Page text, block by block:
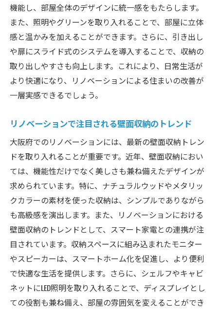
機能し、部屋全体のデザインに統一感をもたらします。
また、照明やグリーンを取り入れることで、部屋に立体
感と温かみを加えることができます。さらに、引き出し
や扉にスライド式のシステムを導入することで、収納の
取り出しやすさも向上します。これにより、日常生活が
より快適になり、リノベーションによる住まいの改善が
一層実感できるでしょう。
リノベーションで注目される壁面収納のトレンド
大阪府でのリノベーションには、最新の壁面収納トレン
ドを取り入れることが重要です。近年、壁面収納におい
ては、機能性だけでなく美しさも兼ね備えたデザインが
求められています。特に、ナチュラルウッドやメタリッ
クカラーの素材を使った収納は、シンプルでありながら
も高級感を演出します。また、リノベーションにおける
壁面収納のトレンドとして、スマート家電との連携が注
目されています。収納スペースに組み込まれたモニター
やスピーカーは、スマートホーム化を促進し、より便利
で快適な生活を提供します。さらに、シェルフやキャビ
ネットにLED照明を取り入れることで、ディスプレイとし
ての役割も兼ね備え、部屋の雰囲気を変えることができ